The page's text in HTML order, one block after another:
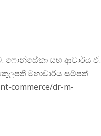
ෆොන්සේකා සහ ආචාර්ය ඒ.
මහාචාර්ය සම්පත්
commerce/dr-m-